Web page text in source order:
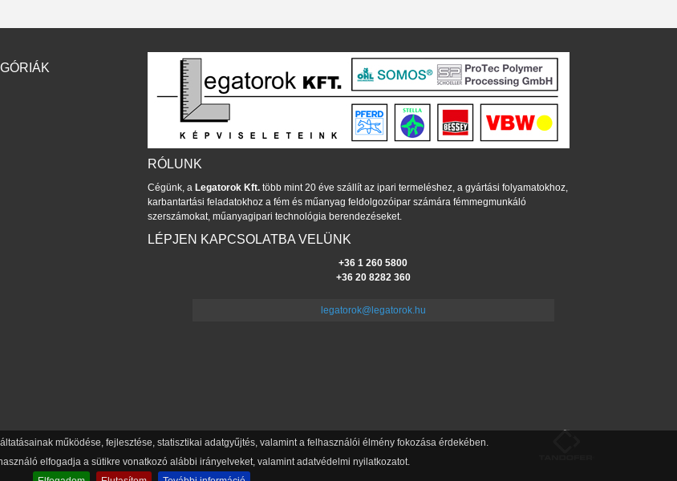
RÓLUNK
Cégünk, a Legatorok Kft.több mint 20 éve szállít az ipari termeléshez, a gyártási folyamatokhoz,
karbantartási feladatokhoz a fém és műanyag feldolgozóipar számára fémmegmunkáló
szerszámokat, műanyagipari technológia berendezéseket.
LÉPJEN KAPCSOLATBA VELÜNK
+36 1 260 5800
+36 20 8282 360
legatorok@legatorok.hu
működése, fejlesztése, statisztikai adatgyűjtés, valamint a felhasználói élmény fokozása érdekében.
elfogadja a sütikre vonatkozó alábbi irányelveket, valamint adatvédelmi nyilatkozatot.